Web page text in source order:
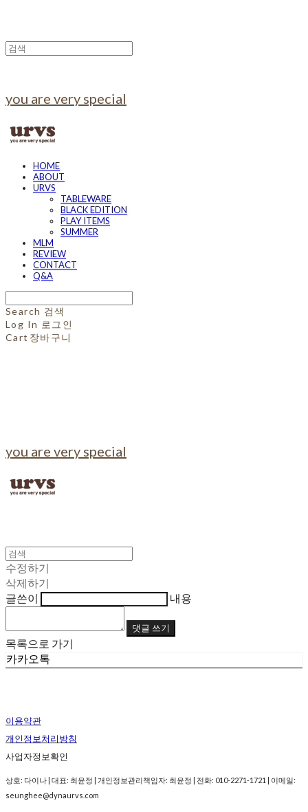
you are very special
HOME
ABOUT
URVS
TABLEWARE
BLACK EDITION
PLAY ITEMS
SUMMER
MLM
REVIEW
CONTACT
Q&A
Search 검색
Log In 로그인
Cart 장바구니
you are very special
수정하기
삭제하기
글쓴이
내용
댓글 쓰기
목록으로 가기
카카오톡
이용약관
개인정보처리방침
사업자정보확인
상호: 다이나 | 대표: 최윤정 | 개인정보관리책임자: 최윤정 | 전화: 010-2271-1721 | 이메일:
seunghee@dynaurvs.com